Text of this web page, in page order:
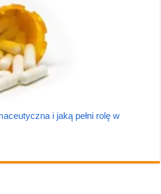
i jaką pełni rolę w